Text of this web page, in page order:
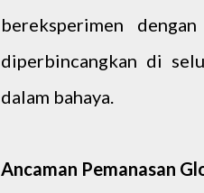
bereksperimen
diperbincangkan di
dalam bahaya.
Ancaman Pemanasan